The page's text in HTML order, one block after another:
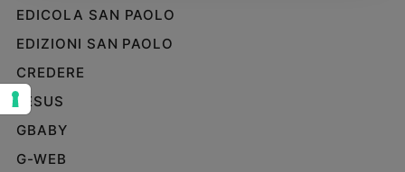
Cultura
e
Sanremo
2026
Cinema,
e
EDICOLA SAN PAOLO
EDIZIONI SAN PAOLO
CREDERE
JESUS
GBABY
G-WEB